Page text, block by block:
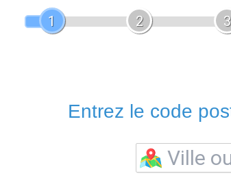
1
2 3
Entrez le code